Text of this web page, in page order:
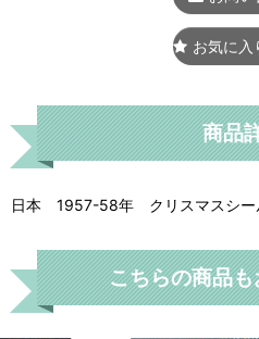
お気に入
商品
日本 1957-58年 クリスマスシ
こちらの商品